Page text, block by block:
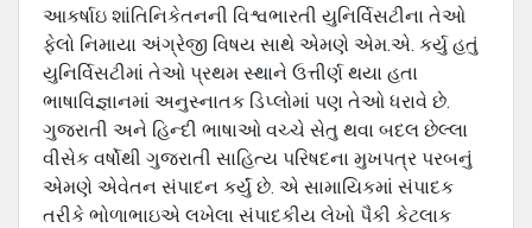
આકર્ષાઇ શાંતિનિકેતનની વિશ્વભારતી યુનિર્વિસટીના તેઓ
ફેલો નિમાયા અંગ્રેજી વિષય સાથે એમણે એમ.એ. કર્યુ હતું
યુનિર્વિસટીમાં તેઓ પ્રથમ સ્થાને ઉત્તીર્ણ થયા હતા
ભાષાવિજ્ઞાનમાં અનુસ્નાતક ડિપ્લોમાં પણ તેઓ ધરાવે છે.
ગુજરાતી અને હિન્દી ભાષાઓ વચ્ચે સેતુ થવા બદલ છેલ્લા
વીસેક વર્ષોથી ગુજરાતી સાહિત્ય પરિષદના મુખપત્ર પરબનું
એમણે એવેતન સંપાદન કર્યું છે. એ સામાયિકમાં સંપાદક
તરીકે ભોળાભાઇએ લખેલા સંપાદકીય લેખો પૈકી કેટલાક